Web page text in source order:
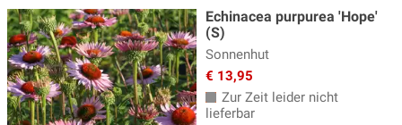
Trollblume(2)
Veilchen(6)
Wermut - Artemisia(9)
Wiesenknopf - Sanguisorba
Echinacea purpurea 'Hope'
(S)
Sonnenhut
€ 13,95
Zur Zeit leider nicht
lieferbar